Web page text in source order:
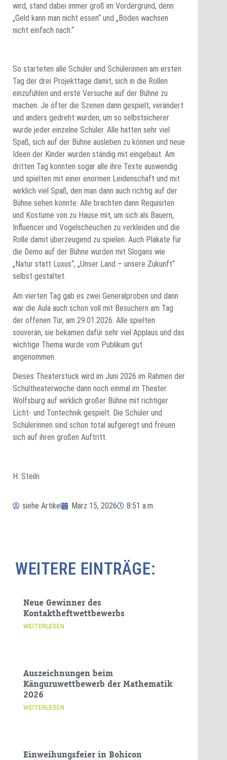
wird, stand dabei immer groß im Vordergrund, denn
„Geld kann man nicht essen“ und „Böden wachsen
nicht einfach nach.“
So starteten alle Schüler und Schülerinnen am ersten
Tag der drei Projekttage damit, sich in die Rollen
einzufühlen und erste Versuche auf der Bühne zu
machen. Je öfter die Szenen dann gespielt, verändert
und anders gedreht wurden, um so selbstsicherer
wurde jeder einzelne Schüler. Alle hatten sehr viel
Spaß, sich auf der Bühne ausleben zu können und neue
Ideen der Kinder wurden ständig mit eingebaut. Am
dritten Tag konnten sogar alle ihre Texte auswendig
und spielten mit einer enormen Leidenschaft und mit
wirklich viel Spaß, den man dann auch richtig auf der
Bühne sehen konnte. Alle brachten dann Requisiten
und Kostüme von zu Hause mit, um sich als Bauern,
Influencer und Vogelscheuchen zu verkleiden und die
Rolle damit überzeugend zu spielen. Auch Plakate für
die Demo auf der Bühne wurden mit Slogans wie
„Natur statt Luxus“, „Unser Land – unsere Zukunft“
selbst gestaltet.
Am vierten Tag gab es zwei Generalproben und dann
war die Aula auch schon voll mit Besuchern am Tag
der offenen Tür, am 29.01.2026. Alle spielten
souverän, sie bekamen dafür sehr viel Applaus und das
wichtige Thema wurde vom Publikum gut
angenommen.
Dieses Theaterstück wird im Juni 2026 im Rahmen der
Schultheaterwoche dann noch einmal im Theater
Wolfsburg auf wirklich großer Bühne mit richtiger
Licht- und Tontechnik gespielt. Die Schüler und
Schülerinnen sind schon total aufgeregt und freuen
sich auf ihren großen Auftritt.
H. Steiln
siehe Artikel März 15, 2026 8:51 a.m.
WEITERE EINTRÄGE:
Neue Gewinner des
Kontaktheftwettbewerbs
WEITERLESEN
Auszeichnungen beim
Känguruwettbewerb der Mathematik
2026
WEITERLESEN
Einweihungsfeier in Bohicon